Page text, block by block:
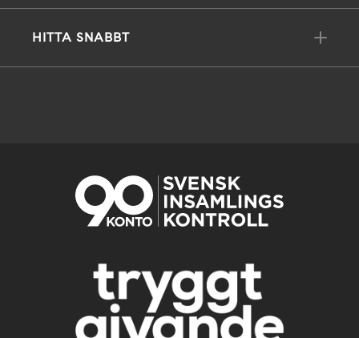
HITTA SNABBT